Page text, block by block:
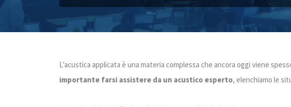
L’acustica applicata è una materia complessa che ancora oggi viene
importante farsi assistere da un acustico esperto, elenchiamo le